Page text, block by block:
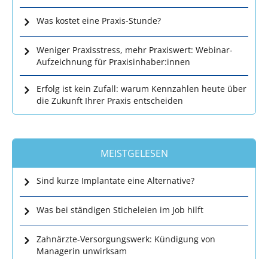
Was kostet eine Praxis-Stunde?
Weniger Praxisstress, mehr Praxiswert: Webinar-
Aufzeichnung für Praxisinhaber:innen
Erfolg ist kein Zufall: warum Kennzahlen heute über
die Zukunft Ihrer Praxis entscheiden
MEISTGELESEN
Sind kurze Implantate eine Alternative?
Was bei ständigen Sticheleien im Job hilft
Zahnärzte-Versorgungswerk: Kündigung von
Managerin unwirksam